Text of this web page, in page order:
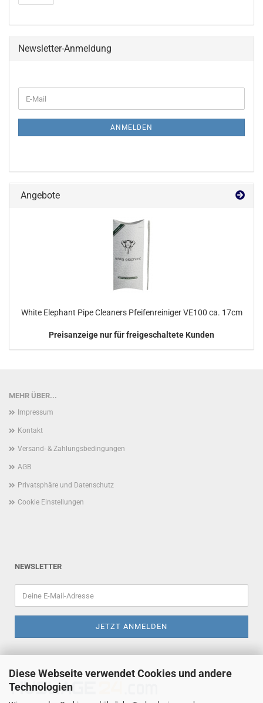
Diese Webseite verwendet Cookies und andere
Technologien
Newsletter-Anmeldung
ZUR
E-
Mail
ANMELDEN
Angebote
White Elephant Pipe Cleaners Pfeifenreiniger VE100 ca. 17cm
Preisanzeige nur für freigeschaltete Kunden
MEHR ÜBER...
Impressum
Kontakt
Versand- & Zahlungsbedingungen
AGB
Privatsphäre und Datenschutz
Cookie Einstellungen
NEWSLETTER